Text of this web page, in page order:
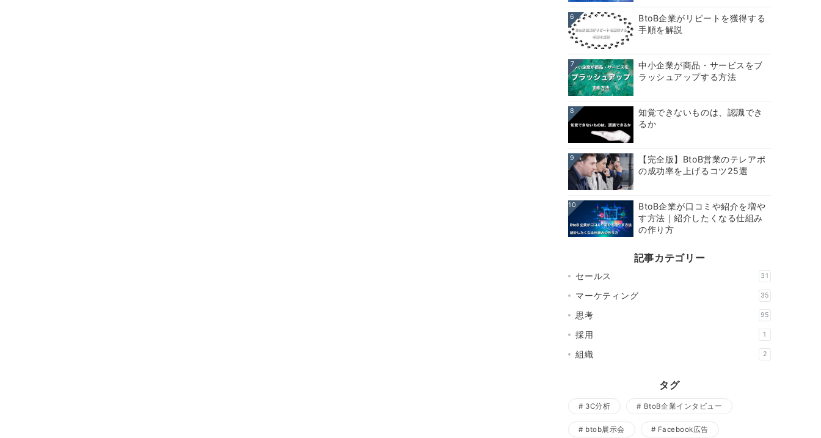
6
BtoB企業がリピートを獲得する
手順を解説
7
中小企業が商品・サービスをブ
ラッシュアップする方法
8
知覚できないものは、認識でき
るか
9
【完全版】BtoB営業のテレアポ
の成功率を上げるコツ25選
10
BtoB企業が口コミや紹介を増や
す方法｜紹介したくなる仕組み
の作り方
記事カテゴリー
セールス 31
マーケティング 35
思考 95
採用 1
組織 2
タグ
3C分析 BtoB企業インタビュー
btob展示会 Facebook広告